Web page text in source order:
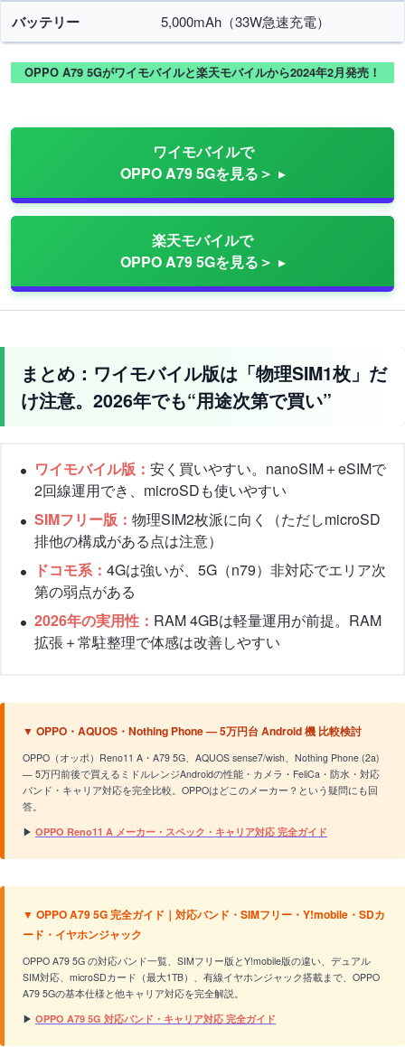
バッテリー 5,000mAh（33W急速充電）
OPPO A79 5Gがワイモバイルと楽天モバイルから2024年2月発売！
ワイモバイルで
OPPO A79 5Gを見る＞
楽天モバイルで
OPPO A79 5Gを見る＞
まとめ：ワイモバイル版は「物理SIM1枚」だ
け注意。2026年でも“用途次第で買い”
ワイモバイル版： 安く買いやすい。nanoSIM＋eSIMで
2回線運用でき、microSDも使いやすい
SIMフリー版： 物理SIM2枚派に向く（ただしmicroSD
排他の構成がある点は注意）
ドコモ系： 4Gは強いが、5G（n79）非対応でエリア次
第の弱点がある
2026年の実用性： RAM 4GBは軽量運用が前提。RAM
拡張＋常駐整理で体感は改善しやすい
▼ OPPO・AQUOS・Nothing Phone — 5万円台 Android 機 比較検討
OPPO（オッポ）Reno11 A・A79 5G、AQUOS sense7/wish、Nothing Phone (2a)
— 5万円前後で買えるミドルレンジAndroidの性能・カメラ・FeliCa・防水・対応
バンド・キャリア対応を完全比較。OPPOはどこのメーカー？という疑問にも回
答。
▶ OPPO Reno11 A メーカー・スペック・キャリア対応 完全ガイド
▼ OPPO A79 5G 完全ガイド｜対応バンド・SIMフリー・Y!mobile・SDカ
ード・イヤホンジャック
OPPO A79 5G の対応バンド一覧、SIMフリー版とY!mobile版の違い、デュアル
SIM対応、microSDカード（最大1TB）、有線イヤホンジャック搭載まで、OPPO
A79 5Gの基本仕様と他キャリア対応を完全解説。
▶ OPPO A79 5G 対応バンド・キャリア対応 完全ガイド